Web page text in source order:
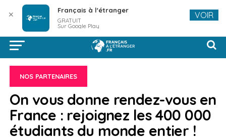
NOS PARTENAIRES
On vous donne rendez-vous en
France : rejoignez les 400 000
étudiants du monde entier !
✕ Français à l'étranger
GRATUIT
Sur Google Play
VOIR